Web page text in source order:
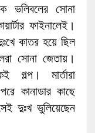
ভলিবলের সোনা
ফাইনালেই।
কাতর হয়ে ছিল
সোনা জেতায়।
মার্তারা
কানাডার কাছে
দুঃখ ভুলিয়েছেন